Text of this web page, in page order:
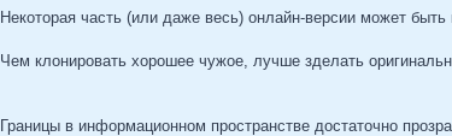
Некоторая часть (или даже весь) онлайн-версии может
Чем клонировать хорошее чужое, лучше зделать
Границы в информационном пространстве достаточно